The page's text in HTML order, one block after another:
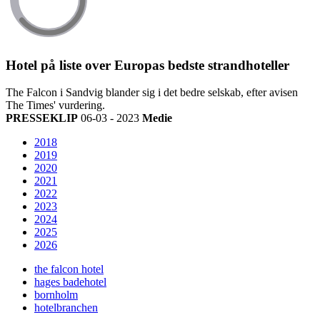
Hotel på liste over Europas bedste strandhoteller
The Falcon i Sandvig blander sig i det bedre selskab, efter avisen
The Times' vurdering.
PRESSEKLIP 06-03 - 2023 Medie
2018
2019
2020
2021
2022
2023
2024
2025
2026
the falcon hotel
hages badehotel
bornholm
hotelbranchen